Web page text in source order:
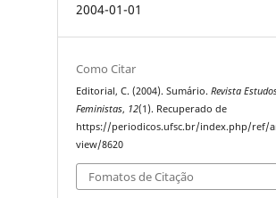
2004-01-01
Como Citar
Editorial, C. (2004). Sumário.Revista
Feministas, 12(1). Recuperado de
https://periodicos.ufsc.br/index.php/ref/
view/8620
Fomatos de Citação